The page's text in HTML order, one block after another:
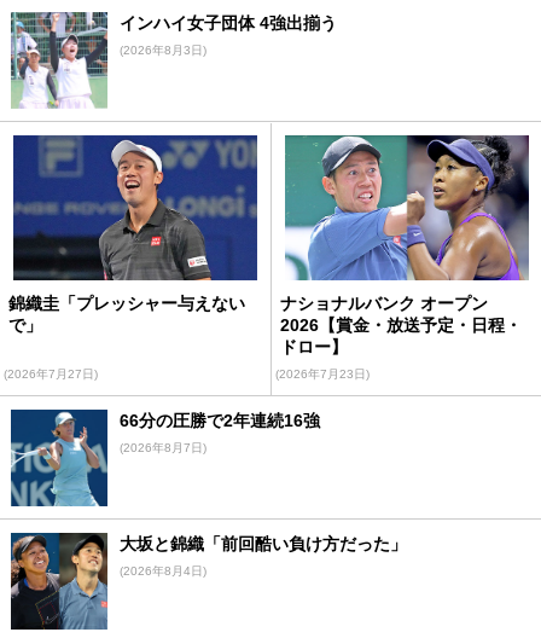
インハイ女子団体 4強出揃う
(2026年8月3日)
錦織圭「プレッシャー与えない
で」
(2026年7月27日)
ナショナルバンク オープン
2026【賞金・放送予定・日程・
ドロー】
(2026年7月23日)
66分の圧勝で2年連続16強
(2026年8月7日)
大坂と錦織「前回酷い負け方だった」
(2026年8月4日)